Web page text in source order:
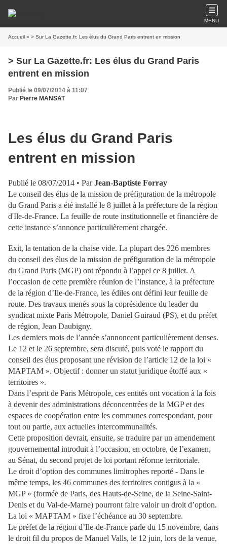
MENU
Accueil » > Sur La Gazette.fr: Les élus du Grand Paris entrent en mission
> Sur La Gazette.fr: Les élus du Grand Paris
entrent en mission
Publié le 09/07/2014 à 11:07
Par Pierre MANSAT
Les élus du Grand Paris
entrent en mission
Publié le 08/07/2014 • ParJean-Baptiste Forray
Le conseil des élus de la mission de préfiguration de la métropole
du Grand Paris a été installé le 8 juillet à la préfecture de la région
d'Ile-de-France. La feuille de route institutionnelle et financière de
cette instance s’annonce particulièrement chargée.
Exit, la tentation de la chaise vide. La plupart des 226 membres
du conseil des élus de la mission de préfiguration de la métropole
du Grand Paris (MGP) ont répondu à l’appel ce 8 juillet. A
l’occasion de cette première réunion de l’instance, à la préfecture
de la région d’Ile-de-France, les édiles ont défini leur feuille de
route. Des travaux menés sous la coprésidence du leader du
syndicat mixte Paris Métropole, Daniel Guiraud (PS), et du préfet
de région, Jean Daubigny.
Les derniers mois de l’année s’annoncent particulièrement denses.
Le 12 et le 26 septembre, sera discuté, puis voté le rapport du
conseil des élus proposant une révision de l’article 12 de la loi «
MAPTAM ». Objectif : donner un statut juridique étoffé aux «
territoires ».
Dans l’esprit de Paris Métropole, ces entités ont vocation à la fois
à devenir des administrations déconcentrées de la MGP et des
espaces de coopération entre les communes correspondant, pour
tout ou partie, aux actuelles intercommunalités.
Cette proposition devrait, ensuite, se traduire par un amendement
gouvernemental introduit à l’occasion, en octobre, de l’examen,
au Sénat, du second projet de loi portant réforme territoriale.
Le droit d’option des communes limitrophes reporté - Dans le
même temps, les 46 communes des territoires contigus à la «
MGP » (formée de Paris, des Hauts-de-Seine, de la Seine-Saint-
Denis et du Val-de-Marne) pourront faire valoir un droit d’option.
La loi « MAPTAM » fixe l’échéance au 30 septembre.
Le préfet de la région d’Ile-de-France parle du 15 novembre, dans
le droit fil du propos de Manuel Valls, le 12 juin, lors de la venue,